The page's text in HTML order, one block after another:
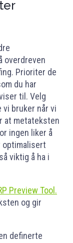
overdreven
Prioriter de
du har
til. Velg
vi bruker når vi
at metateksten
ingen liker å
optimalisert
viktig å ha i
Preview Tool.
og gir
definerte